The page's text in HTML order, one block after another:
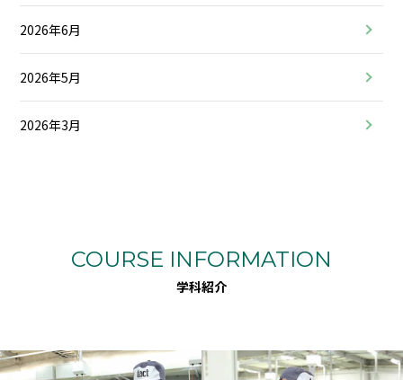
2026年6月
2026年5月
2026年3月
COURSE INFORMATION
学科紹介